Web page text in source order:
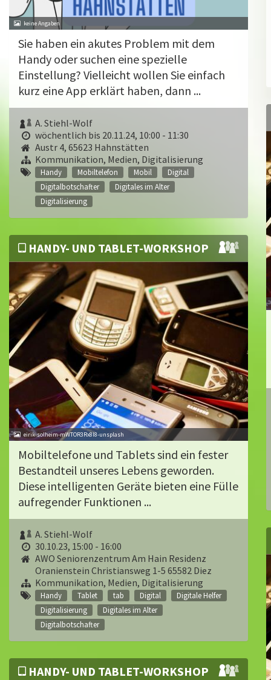
Sie haben ein akutes Problem mit dem
Handy oder suchen eine spezielle
Einstellung? Vielleicht wollen Sie einfach
kurz eine App erklärt haben, dann ...
A. Stiehl-Wolf
wöchentlich bis 20.11.24, 10:00 - 11:30
Austr 4, 65623 Hahnstätten
Kommunikation, Medien, Digitalisierung
Handy Mobiltelefon Mobil
Digital
Digitalbotschafter
Digitales im Alter
Digitalisierung
HANDY- UND TABLET-WORKSHOP
eirik-solheim-mWTOR3Rx8l8-unsplash
Mobiltelefone und Tablets sind ein fester
Bestandteil unseres Lebens geworden.
Diese intelligenten Geräte bieten eine Fülle
aufregender Funktionen ...
A. Stiehl-Wolf
30.10.23, 15:00 - 16:00
AWO Seniorenzentrum Am Hain Residenz
Oranienstein Christiansweg 1-5 65582 Diez
Kommunikation, Medien, Digitalisierung
Handy Tablet tab Digital
Digitale Helfer
Digitalisierung
Digitales im Alter
Digitalbotschafter
HANDY- UND TABLET-WORKSHOP